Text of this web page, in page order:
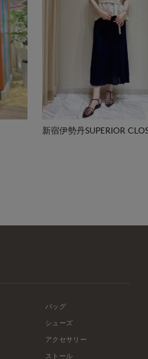
新宿伊勢丹SUPERIOR
バッグ
シューズ
アクセサリー
ストール